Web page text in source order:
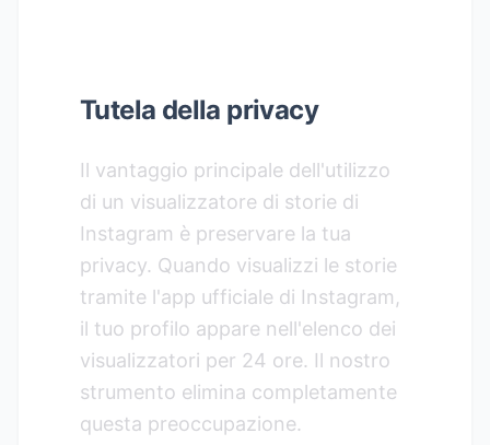
Tutela della privacy
Il vantaggio principale dell'utilizzo
di un visualizzatore di storie di
Instagram è preservare la tua
privacy. Quando visualizzi le storie
tramite l'app ufficiale di Instagram,
il tuo profilo appare nell'elenco dei
visualizzatori per 24 ore. Il nostro
strumento elimina completamente
questa preoccupazione.